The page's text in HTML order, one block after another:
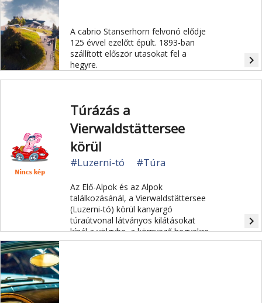
A cabrio Stanserhorn felvonó elődje
125 évvel ezelőtt épült. 1893-ban
szállított először utasokat fel a
hegyre.
navigate_next
Túrázás a
Vierwaldstättersee
körül
#Luzerni-tó #Túra
Az Elő-Alpok és az Alpok
találkozásánál, a Vierwaldstättersee
(Luzerni-tó) körül kanyargó
túraútvonal látványos kilátásokat
kínál a völgybe, a környező hegyekre
és a tóra.
navigate_next